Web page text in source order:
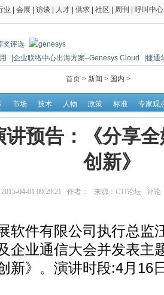
业 会展 访谈 人才 供求 社区 周刊 呼叫中心
|企业联络中心出海方案–Genesys Cloud
|捷通
4S
首页 > 新闻 > 国内 >
市场 技术 人物 政策 标准 专家观
讲预告：《分享
创新》
2015-04-01 09:29:21 作者： 来源： CTI论坛 评论
件有限公司执行总监
企业通信大会并发表主
新》。演讲时段:4月16